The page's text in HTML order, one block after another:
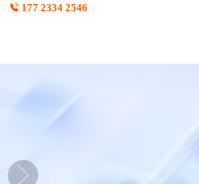
177 2334 2546